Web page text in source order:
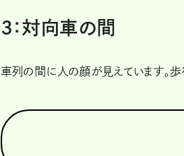
3：対向車の間
車列の間に人の顔が見えています。